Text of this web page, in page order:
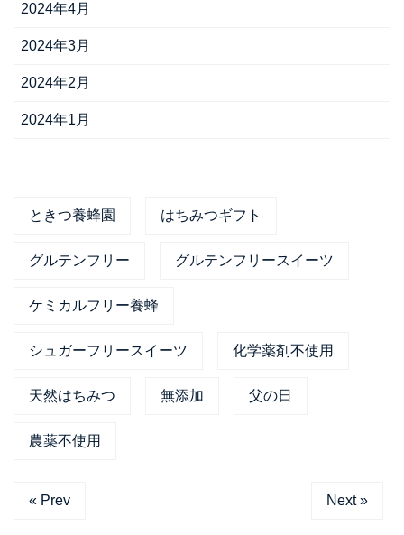
2024年4月
2024年3月
2024年2月
2024年1月
ときつ養蜂園 はちみつギフト
グルテンフリー グルテンフリースイーツ
ケミカルフリー養蜂
シュガーフリースイーツ 化学薬剤不使用
天然はちみつ 無添加 父の日
農薬不使用
« Prev Next »